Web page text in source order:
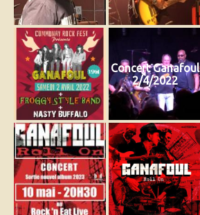
Concert Ganafoul
2/4/2022